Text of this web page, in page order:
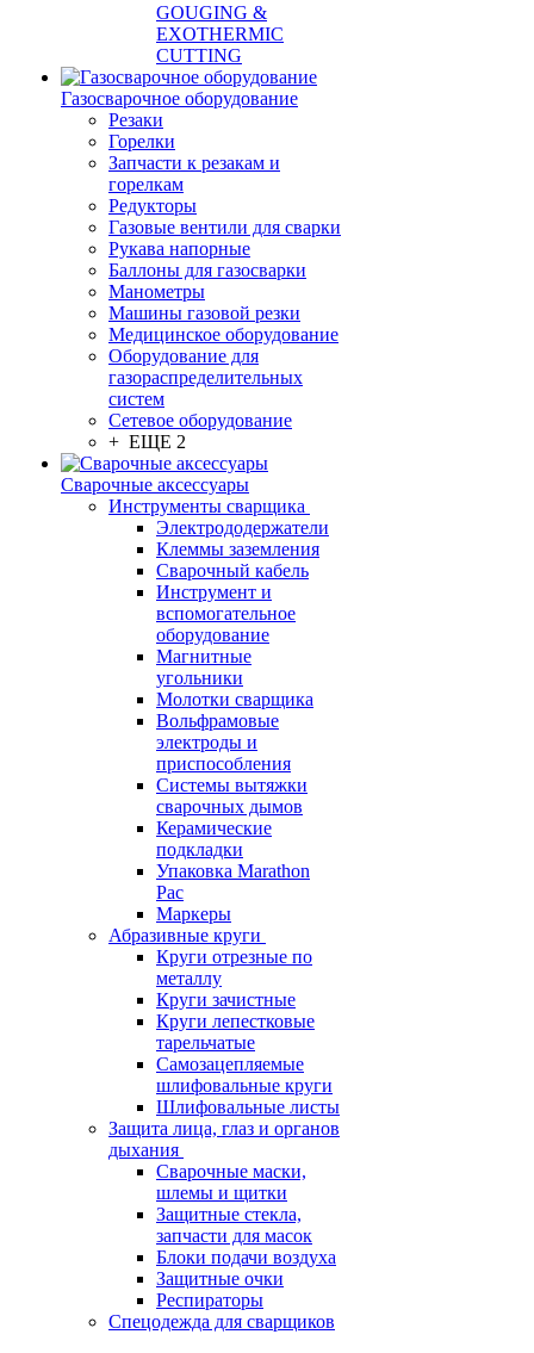
GOUGING &
EXOTHERMIC
CUTTING
Газосварочное оборудование
Резаки
Горелки
Запчасти к резакам и
горелкам
Редукторы
Газовые вентили для сварки
Рукава напорные
Баллоны для газосварки
Манометры
Машины газовой резки
Медицинское оборудование
Оборудование для
газораспределительных
систем
Сетевое оборудование
+ ЕЩЕ 2
Сварочные аксессуары
Инструменты сварщика
Электрододержатели
Клеммы заземления
Сварочный кабель
Инструмент и
вспомогательное
оборудование
Магнитные
угольники
Молотки сварщика
Вольфрамовые
электроды и
приспособления
Системы вытяжки
сварочных дымов
Керамические
подкладки
Упаковка Marathon
Pac
Маркеры
Абразивные круги
Круги отрезные по
металлу
Круги зачистные
Круги лепестковые
тарельчатые
Самозацепляемые
шлифовальные круги
Шлифовальные листы
Защита лица, глаз и органов
дыхания
Сварочные маски,
шлемы и щитки
Защитные стекла,
запчасти для масок
Блоки подачи воздуха
Защитные очки
Респираторы
Спецодежда для сварщиков